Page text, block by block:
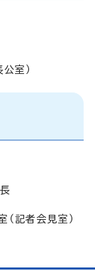
室）
記者会見室）